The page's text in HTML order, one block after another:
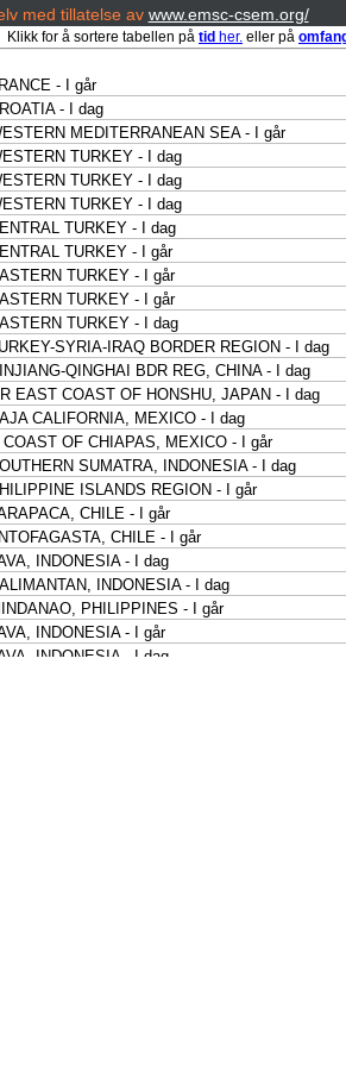
med tillatelse av www.emsc-csem.org/
for å sortere tabellen på tid her. eller på
- I går
- I dag
MEDITERRANEAN SEA - I går
TURKEY - I dag
TURKEY - I dag
TURKEY - I dag
TURKEY - I dag
TURKEY - I går
TURKEY - I går
TURKEY - I går
TURKEY - I dag
SYRIA-IRAQ BORDER REGION - I dag
QINGHAI BDR REG, CHINA - I dag
EAST COAST OF HONSHU, JAPAN - I dag
CALIFORNIA, MEXICO - I dag
OF CHIAPAS, MEXICO - I går
SUMATRA, INDONESIA - I dag
ISLANDS REGION - I går
CHILE - I går
CHILE - I går
INDONESIA - I dag
INDONESIA - I dag
PHILIPPINES - I går
INDONESIA - I går
INDONESIA - I dag